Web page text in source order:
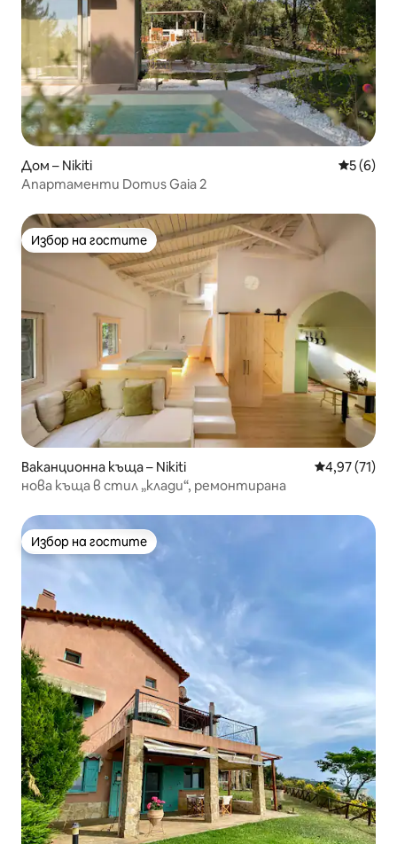
Дом – Nikiti Средна
5 (6)
Апартаменти Domus Gaia 2
Избор на гостите
Избор на гостите
Ваканционна къща – Nikiti Средна
4,97 (71)
нова къща в стил „клади“, ремонтирана
Избор на гостите
Избор на гостите